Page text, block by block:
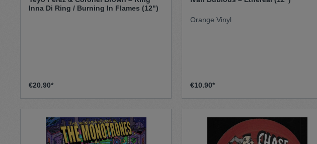
Inna Di Ring / Burning In Flames (12")
€20.90*
Orange Vinyl
€10.90*